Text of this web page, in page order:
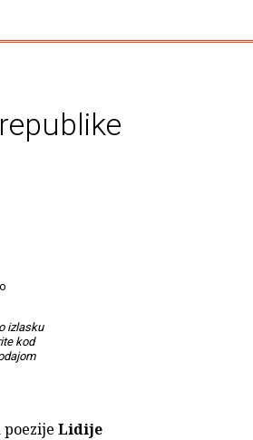
izlasku
kod
Lidije